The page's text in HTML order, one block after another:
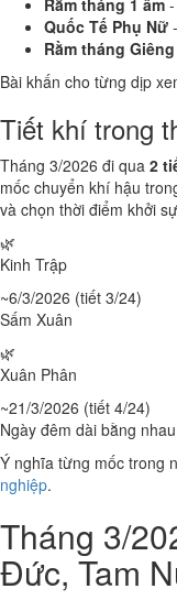
Rằm tháng 1 âm -
Quốc Tế Phụ Nữ
Rằm tháng Giêng
Bài khấn cho từng dịp
Tiết khí trong
Tháng 3/2026 đi qua 2
mốc chuyển khí hậu
và chọn thời điểm khởi
🌿
Kinh Trập
~6/3/2026 (tiết 3/24)
Sấm Xuân
🌿
Xuân Phân
~21/3/2026 (tiết 4/24)
Ngày đêm dài bằng nhau
Ý nghĩa từng mốc trong
nghiệp.
Tháng 3/
Đức, Tam